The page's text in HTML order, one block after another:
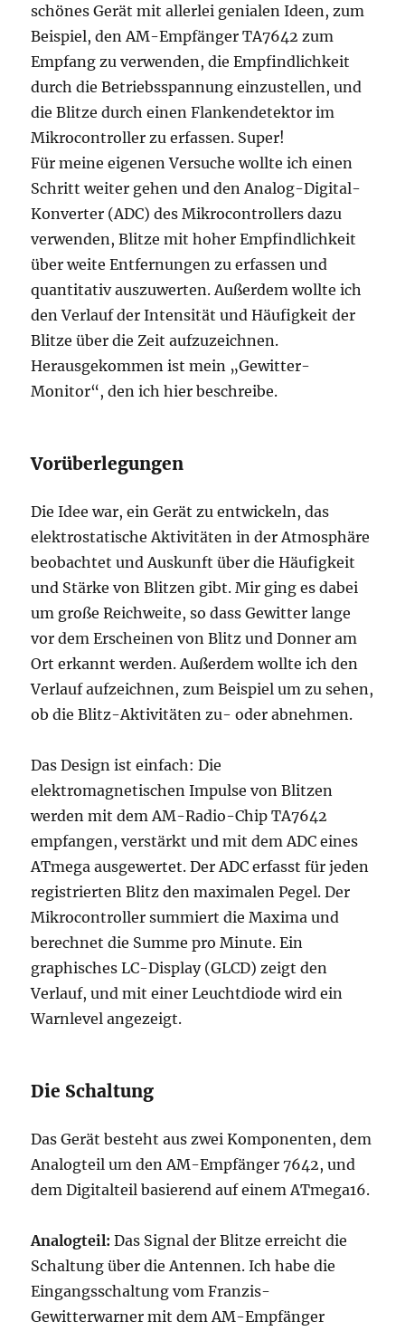
schönes Gerät mit allerlei genialen Ideen, zum
Beispiel, den AM-Empfänger TA7642 zum
Empfang zu verwenden, die Empfindlichkeit
durch die Betriebsspannung einzustellen, und
die Blitze durch einen Flankendetektor im
Mikrocontroller zu erfassen. Super!
Für meine eigenen Versuche wollte ich einen
Schritt weiter gehen und den Analog-Digital-
Konverter (ADC) des Mikrocontrollers dazu
verwenden, Blitze mit hoher Empfindlichkeit
über weite Entfernungen zu erfassen und
quantitativ auszuwerten. Außerdem wollte ich
den Verlauf der Intensität und Häufigkeit der
Blitze über die Zeit aufzuzeichnen.
Herausgekommen ist mein „Gewitter-
Monitor“, den ich hier beschreibe.
Vorüberlegungen
Die Idee war, ein Gerät zu entwickeln, das
elektrostatische Aktivitäten in der Atmosphäre
beobachtet und Auskunft über die Häufigkeit
und Stärke von Blitzen gibt. Mir ging es dabei
um große Reichweite, so dass Gewitter lange
vor dem Erscheinen von Blitz und Donner am
Ort erkannt werden. Außerdem wollte ich den
Verlauf aufzeichnen, zum Beispiel um zu sehen,
ob die Blitz-Aktivitäten zu- oder abnehmen.
Das Design ist einfach: Die
elektromagnetischen Impulse von Blitzen
werden mit dem AM-Radio-Chip TA7642
empfangen, verstärkt und mit dem ADC eines
ATmega ausgewertet. Der ADC erfasst für jeden
registrierten Blitz den maximalen Pegel. Der
Mikrocontroller summiert die Maxima und
berechnet die Summe pro Minute. Ein
graphisches LC-Display (GLCD) zeigt den
Verlauf, und mit einer Leuchtdiode wird ein
Warnlevel angezeigt.
Die Schaltung
Das Gerät besteht aus zwei Komponenten, dem
Analogteil um den AM-Empfänger 7642, und
dem Digitalteil basierend auf einem ATmega16.
Analogteil: Das Signal der Blitze erreicht die
Schaltung über die Antennen. Ich habe die
Eingangsschaltung vom Franzis-
Gewitterwarner mit dem AM-Empfänger